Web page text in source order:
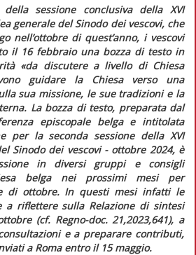
sessione conclusiva della XVI
generale del Sinodo dei vescovi, che
nell’ottobre di quest’anno, i vescovi
il 16 febbraio una bozza di testo in
«da discutere a livello di Chiesa
guidare la Chiesa verso una
sua missione, le sue tradizioni e la
La bozza di testo, preparata dal
episcopale belga e intitolata
per la seconda sessione della XVI
Sinodo dei vescovi - ottobre 2024,è
in diversi gruppi e consigli
belga nei prossimi mesi per
di ottobre. In questi mesi infatti le
a riflettere sulla Relazione di sintesi
(cf. Regno-doc.21,2023,641), a
e a preparare contributi,
a Roma entro il 15 maggio.